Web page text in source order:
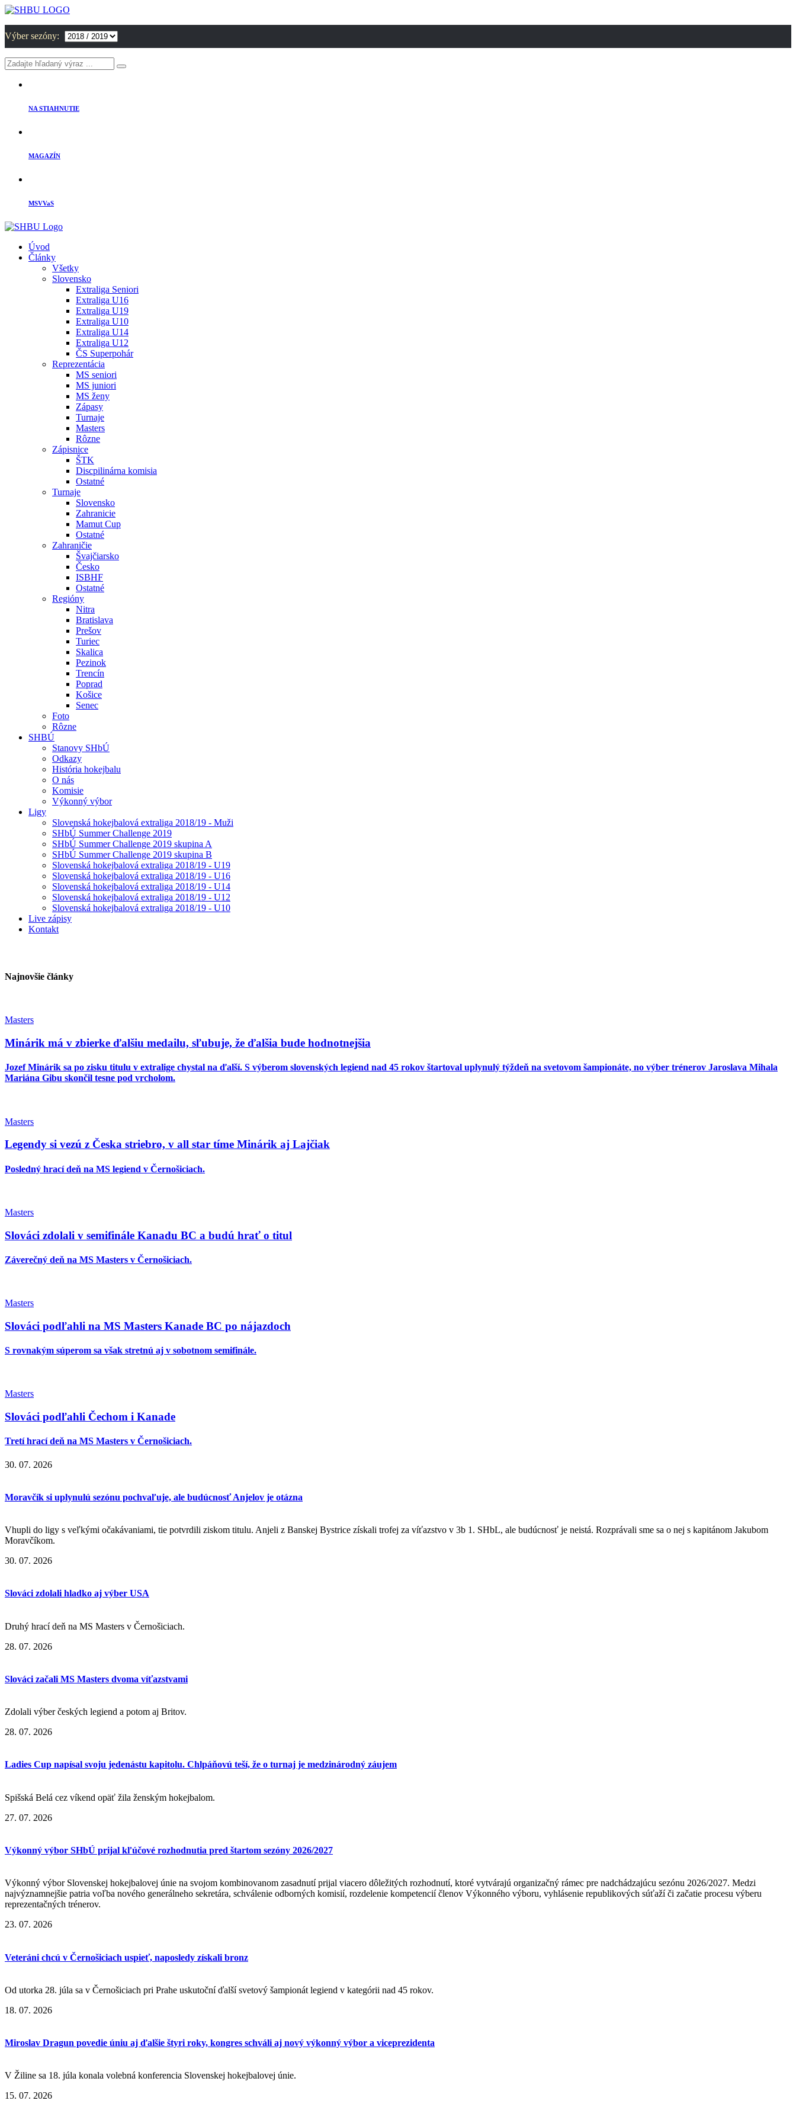
Výber sezóny:
NA STIAHNUTIE
MAGAZÍN
MSVVaS
Úvod
Články
Všetky
Slovensko
Extraliga Seniori
Extraliga U16
Extraliga U19
Extraliga U10
Extraliga U14
Extraliga U12
ČS Superpohár
Reprezentácia
MS seniori
MS juniori
MS ženy
Zápasy
Turnaje
Masters
Rôzne
Zápisnice
ŠTK
Discpilinárna komisia
Ostatné
Turnaje
Slovensko
Zahranicie
Mamut Cup
Ostatné
Zahraničie
Švajčiarsko
Česko
ISBHF
Ostatné
Regióny
Nitra
Bratislava
Prešov
Turiec
Skalica
Pezinok
Trencín
Poprad
Košice
Senec
Foto
Rôzne
SHBÚ
Stanovy SHbÚ
Odkazy
História hokejbalu
O nás
Komisie
Výkonný výbor
Ligy
Slovenská hokejbalová extraliga 2018/19 - Muži
SHbÚ Summer Challenge 2019
SHbÚ Summer Challenge 2019 skupina A
SHbÚ Summer Challenge 2019 skupina B
Slovenská hokejbalová extraliga 2018/19 - U19
Slovenská hokejbalová extraliga 2018/19 - U16
Slovenská hokejbalová extraliga 2018/19 - U14
Slovenská hokejbalová extraliga 2018/19 - U12
Slovenská hokejbalová extraliga 2018/19 - U10
Live zápisy
Kontakt
Najnovšie články
Masters
Minárik má v zbierke ďalšiu medailu, sľubuje, že ďalšia bude hodnotnejšia
Jozef Minárik sa po zisku titulu v extralige chystal na ďalší. S výberom slovenských legiend nad 45 rokov štartoval uplynulý týždeň na svetovom šampionáte, no výber trénerov Jaroslava Mihala
Mariána Gibu skončil tesne pod vrcholom.
Masters
Legendy si vezú z Česka striebro, v all star tíme Minárik aj Lajčiak
Posledný hrací deň na MS legiend v Černošiciach.
Masters
Slováci zdolali v semifinále Kanadu BC a budú hrať o titul
Záverečný deň na MS Masters v Černošiciach.
Masters
Slováci podľahli na MS Masters Kanade BC po nájazdoch
S rovnakým súperom sa však stretnú aj v sobotnom semifinále.
Masters
Slováci podľahli Čechom i Kanade
Tretí hrací deň na MS Masters v Černošiciach.
30. 07. 2026
Moravčík si uplynulú sezónu pochvaľuje, ale budúcnosť Anjelov je otázna
Vhupli do ligy s veľkými očakávaniami, tie potvrdili ziskom titulu. Anjeli z Banskej Bystrice získali trofej za víťazstvo v 3b 1. SHbL, ale budúcnosť je neistá. Rozprávali sme sa o nej s kapitánom Jakubom
Moravčíkom.
30. 07. 2026
Slováci zdolali hladko aj výber USA
Druhý hrací deň na MS Masters v Černošiciach.
28. 07. 2026
Slováci začali MS Masters dvoma víťazstvami
Zdolali výber českých legiend a potom aj Britov.
28. 07. 2026
Ladies Cup napísal svoju jedenástu kapitolu. Chlpáňovú teší, že o turnaj je medzinárodný záujem
Spišská Belá cez víkend opäť žila ženským hokejbalom.
27. 07. 2026
Výkonný výbor SHbÚ prijal kľúčové rozhodnutia pred štartom sezóny 2026/2027
Výkonný výbor Slovenskej hokejbalovej únie na svojom kombinovanom zasadnutí prijal viacero dôležitých rozhodnutí, ktoré vytvárajú organizačný rámec pre nadchádzajúcu sezónu 2026/2027. Medzi
najvýznamnejšie patria voľba nového generálneho sekretára, schválenie odborných komisií, rozdelenie kompetencií členov Výkonného výboru, vyhlásenie republikových súťaží či začatie procesu výberu
reprezentačných trénerov.
23. 07. 2026
Veteráni chcú v Černošiciach uspieť, naposledy získali bronz
Od utorka 28. júla sa v Černošiciach pri Prahe uskutoční ďalší svetový šampionát legiend v kategórii nad 45 rokov.
18. 07. 2026
Miroslav Dragun povedie úniu aj ďalšie štyri roky, kongres schváli aj nový výkonný výbor a viceprezidenta
V Žiline sa 18. júla konala volebná konferencia Slovenskej hokejbalovej únie.
15. 07. 2026